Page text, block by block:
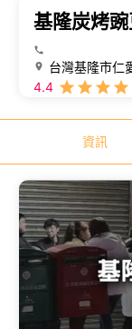
基隆炭烤
台灣基隆市仁
4.4
資訊